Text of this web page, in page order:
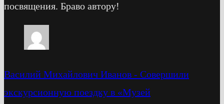
посвящения. Браво автору!
Василий Михайлович Иванов - Cовершили
экскурсионную поездку в «Музей